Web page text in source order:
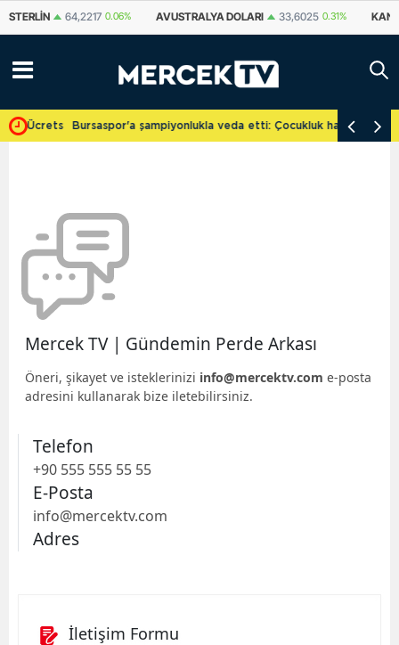
STERLIN 64,2217 0.06% AVUSTRALYA DOLARI 33,6025 0.31%
ÜcretsizBursaspor'a şampiyonlukla veda etti: Çocukluk hayalini
Mercek TV | Gündemin Perde Arkası
Öneri, şikayet ve isteklerinizi info@mercektv.com e-posta
adresini kullanarak bize iletebilirsiniz.
Telefon
+90 555 555 55 55
E-Posta
info@mercektv.com
Adres
İletişim Formu